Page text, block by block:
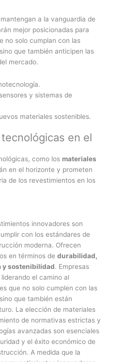
a la vanguardia de
mejor posicionadas para
no solo cumplan con las
que también anticipen las
mercado.
y sistemas de
materiales sostenibles.
en el
como los materiales
en el horizonte y prometen
de los revestimientos en los
innovadores son
con los estándares de
moderna. Ofrecen
en términos de durabilidad,
y sostenibilidad. Empresas
el camino al
que no solo cumplen con las
que también están
La elección de materiales
de normativas estrictas y
avanzadas son esenciales
y el éxito económico de
A medida que la